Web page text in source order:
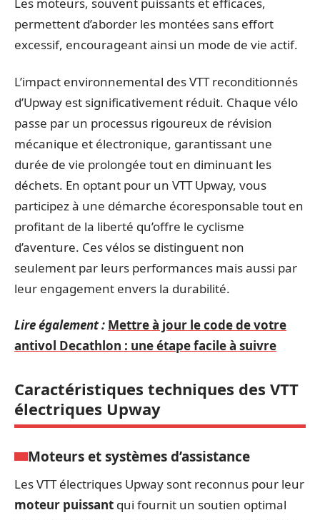
permettent d’aborder les montées sans effort
excessif, encourageant ainsi un mode de vie actif.
L’impact environnemental des VTT reconditionnés
d’Upway est significativement réduit. Chaque vélo
passe par un processus rigoureux de révision
mécanique et électronique, garantissant une
durée de vie prolongée tout en diminuant les
déchets. En optant pour un VTT Upway, vous
participez à une démarche écoresponsable tout en
profitant de la liberté qu’offre le cyclisme
d’aventure. Ces vélos se distinguent non
seulement par leurs performances mais aussi par
leur engagement envers la durabilité.
Lire également : Mettre à jour le code de votre
antivol Decathlon : une étape facile à suivre
Caractéristiques techniques des VTT
électriques Upway
Moteurs et systèmes d’assistance
Les VTT électriques Upway sont reconnus pour leur
moteur puissant qui fournit un soutien optimal